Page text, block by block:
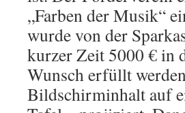
„Farben der Musik“
wurde von der
kurzer Zeit 5000 € in
Wunsch erfüllt
Bildschirminhalt auf